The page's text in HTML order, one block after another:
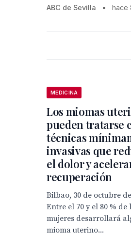
ABC de Sevilla • hace
MEDICINA
Los miomas
pueden tratarse
técnicas
invasivas que
el dolor y
recuperación
Bilbao, 30 de octubre
Entre el 70 y el 80 % de
mujeres desarrollará
mioma uterino...